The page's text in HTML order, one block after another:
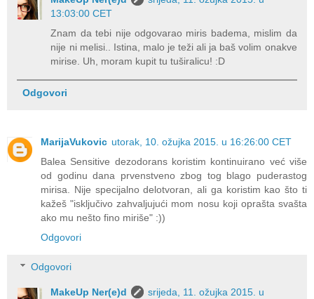
13:03:00 CET
Znam da tebi nije odgovarao miris badema, mislim da
nije ni melisi.. Istina, malo je teži ali ja baš volim onakve
mirise. Uh, moram kupit tu tuširalicu! :D
Odgovori
MarijaVukovic utorak, 10. ožujka 2015. u 16:26:00 CET
Balea Sensitive dezodorans koristim kontinuirano već više
od godinu dana prvenstveno zbog tog blago puderastog
mirisa. Nije specijalno delotvoran, ali ga koristim kao što ti
kažeš "isključivo zahvaljujući mom nosu koji oprašta svašta
ako mu nešto fino miriše" :))
Odgovori
Odgovori
MakeUp Ner(e)d
srijeda, 11. ožujka 2015. u